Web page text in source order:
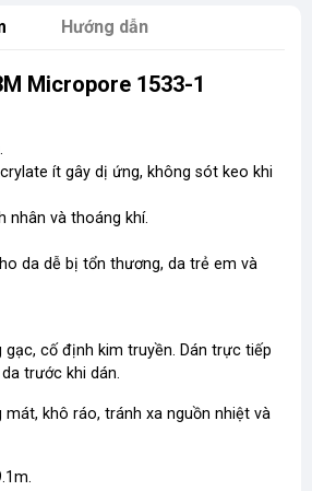
Hướng dẫn
Micropore 1533-1
ít gây dị ứng, không sót keo khi
nhân và thoáng khí.
da dễ bị tổn thương, da trẻ em và
gạc, cố định kim truyền. Dán trực tiếp
trước khi dán.
mát, khô ráo, tránh xa nguồn nhiệt và